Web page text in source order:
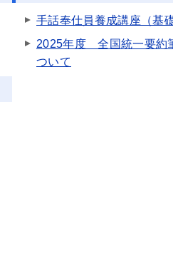
手話奉仕員養成講座（基
2025年度 全国統一要約
ついて